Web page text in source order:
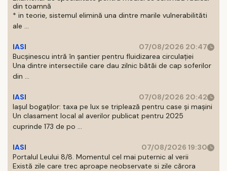
din toamnă
* in teorie, sistemul elimină una dintre marile vulnerabilităti
ale ...
IASI
07/08/2026 20:47
Bucșinescu intră în șantier pentru fluidizarea circulației
Una dintre intersectiile care dau zilnic bătăi de cap soferilor
din ...
IASI
07/08/2026 20:42
Iașul bogaților: taxa pe lux se triplează pentru case și mașini
Un clasament local al averilor publicat pentru 2025
cuprinde 173 de po ...
IASI
07/08/2026 19:30
Portalul Leului 8/8. Momentul cel mai puternic al verii
Există zile care trec aproape neobservate si zile cărora